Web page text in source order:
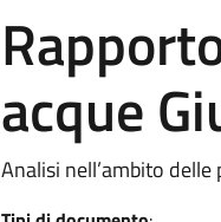
acque
Analisi nell’ambito